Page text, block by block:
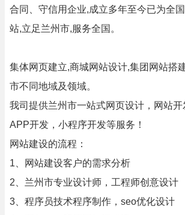
合同、守信用企业,成立多年至今已为全
站,立足兰州市,服务全国。
集体网页建立,商城网站设计,集团网站搭
市不同地域及领域。
我司提供兰州市一站式网页设计，网站开
APP开发，小程序开发等服务！
网站建设的流程：
1、网站建设客户的需求分析
2、兰州市专业设计师，工程师创意设计
3、程序员技术程序制作，seo优化设计